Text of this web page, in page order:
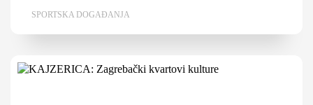
SPORTSKA DOGAĐANJA